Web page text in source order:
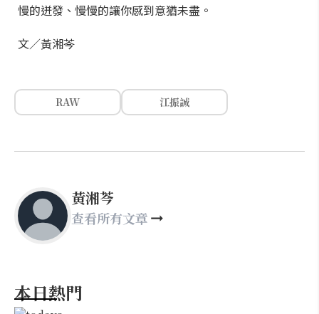
慢的迸發、慢慢的讓你感到意猶未盡。
文／黃湘芩
RAW 江振誠
黃湘芩
查看所有文章
本日熱門